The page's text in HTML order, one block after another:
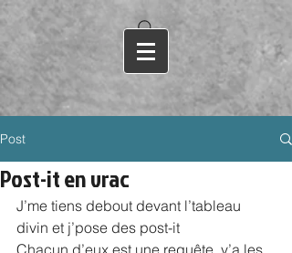
Post
Post-it en vrac
J’me tiens debout devant l’tableau
divin et j’pose des post-it
Chacun d’eux est une requête, y’a les